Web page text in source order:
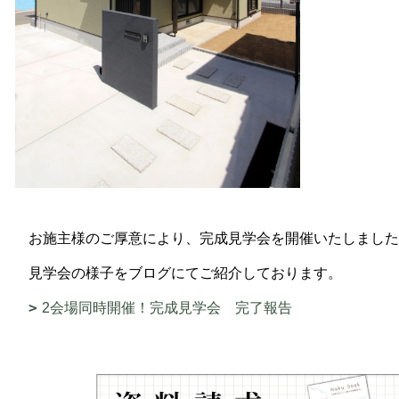
お施主様のご厚意により、完成見学会を開催いたしまし
見学会の様子をブログにてご紹介しております。
2会場同時開催！完成見学会 完了報告